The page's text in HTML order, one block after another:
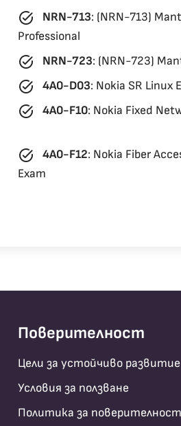
task_alt NRN-713: (NRN-713)
Professional
task_alt NRN-723: (NRN-723)
task_alt 4A0-D03: Nokia SR Linux
task_alt 4A0-F10: Nokia Fixed
task_alt 4A0-F12: Nokia Fiber
Exam
Поверителност
Цели за устойчиво развитие
Условия за ползване
Политика за поверителност